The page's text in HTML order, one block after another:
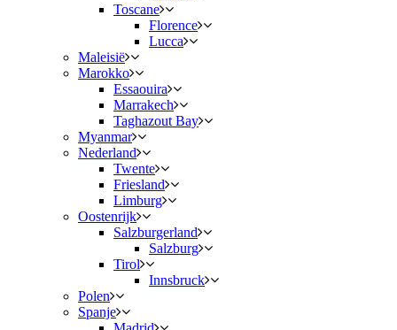
Toscane
Florence
Lucca
Maleisië
Marokko
Essaouira
Marrakech
Taghazout Bay
Myanmar
Nederland
Twente
Friesland
Limburg
Oostenrijk
Salzburgerland
Salzburg
Tirol
Innsbruck
Polen
Spanje